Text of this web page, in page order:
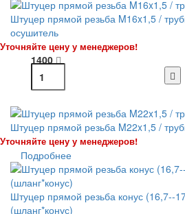
Штуцер прямой резьба M16x1,5 /
осушитель
Уточняйте цену у менеджеров!
1400
Штуцер прямой резьба M22x1,5 /
Уточняйте цену у менеджеров!
Подробнее
Штуцер прямой резьба конус (16,7--
(шланг*конус)